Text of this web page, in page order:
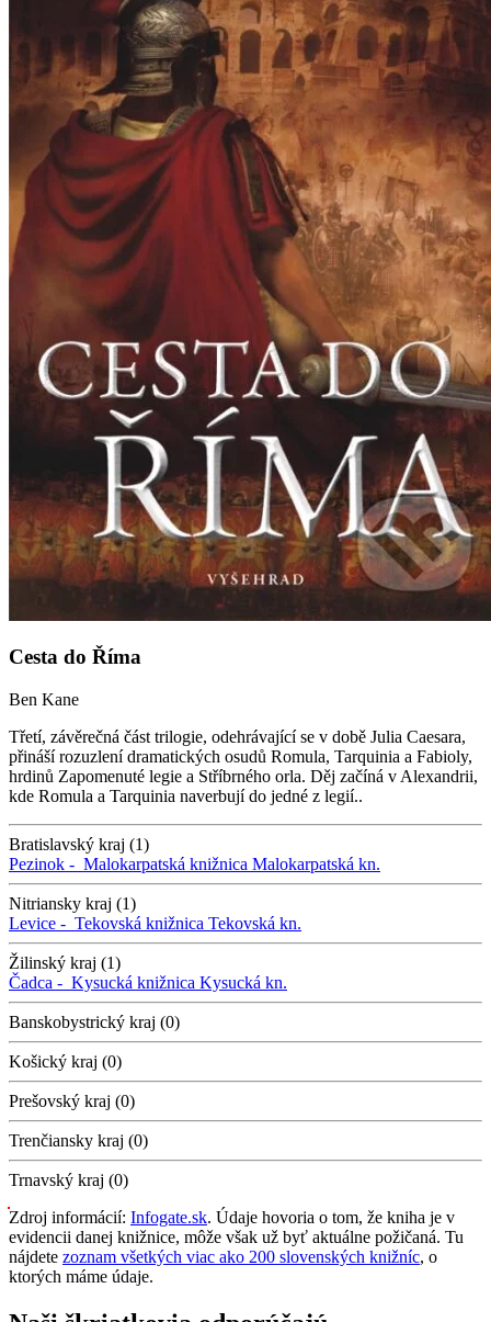
Cesta do Říma
Ben Kane
Třetí, závěrečná část trilogie, odehrávající se v době Julia Caesara,
přináší rozuzlení dramatických osudů Romula, Tarquinia a Fabioly,
hrdinů Zapomenuté legie a Stříbrného orla. Děj začíná v Alexandrii,
kde Romula a Tarquinia naverbují do jedné z legií..
Bratislavský kraj (1)
Pezinok - Malokarpatská knižnica Malokarpatská kn.
Nitriansky kraj (1)
Levice - Tekovská knižnica Tekovská kn.
Žilinský kraj (1)
Čadca - Kysucká knižnica Kysucká kn.
Banskobystrický kraj (0)
Košický kraj (0)
Prešovský kraj (0)
Trenčiansky kraj (0)
Trnavský kraj (0)
Zdroj informácií: Infogate.sk. Údaje hovoria o tom, že kniha je v
evidencii danej knižnice, môže však už byť aktuálne požičaná. Tu
nájdete zoznam všetkých viac ako 200 slovenských knižníc, o
ktorých máme údaje.